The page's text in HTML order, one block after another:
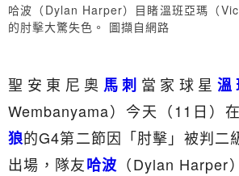
哈波（Dylan Harper）目睹溫班亞瑪（
的肘擊大驚失色。 圖擷自網路
聖安東尼奧 馬刺 當家球星 溫
Wembanyama）今天（11日）
狼的G4第二節因「肘擊」被判二
出場，隊友哈波 （Dylan Harper